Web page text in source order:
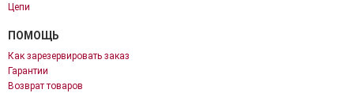
Цепи
ПОМОЩЬ
Как зарезервировать заказ
Гарантии
Возврат товаров